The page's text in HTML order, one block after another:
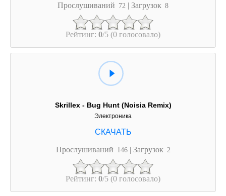
Прослушиваний 72 | Загрузок 8
Рейтинг: 0/5 (0 голосовало)
Skrillex - Bug Hunt (Noisia Remix)
Электроника
Прослушиваний 146 | Загрузок 2
Рейтинг: 0/5 (0 голосовало)